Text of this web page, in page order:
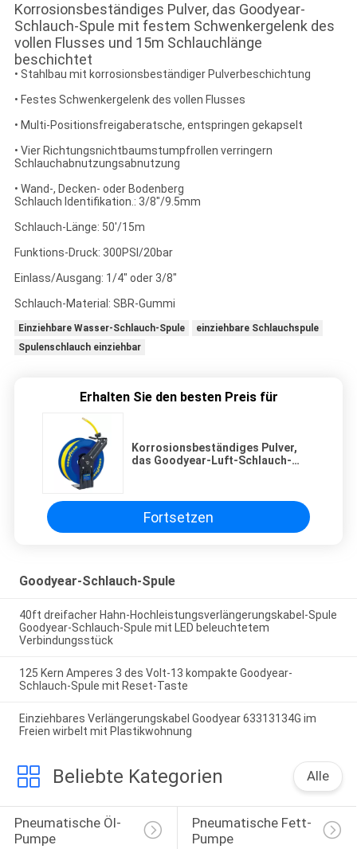
Korrosionsbeständiges Pulver, das Goodyear-
Schlauch-Spule mit festem Schwenkergelenk des
vollen Flusses und 15m Schlauchlänge
beschichtet
• Stahlbau mit korrosionsbeständiger Pulverbeschichtung
• Festes Schwenkergelenk des vollen Flusses
• Multi-Positionsfreigaberatsche, entspringen gekapselt
• Vier Richtungsnichtbaumstumpfrollen verringern
Schlauchabnutzungsabnutzung
• Wand-, Decken- oder Bodenberg
Schlauch Identifikation.: 3/8"/9.5mm
Schlauch-Länge: 50'/15m
Funktions-Druck: 300PSI/20bar
Einlass/Ausgang: 1/4" oder 3/8"
Schlauch-Material: SBR-Gummi
Einziehbare Wasser-Schlauch-Spule
einziehbare Schlauchspule
Spulenschlauch einziehbar
Erhalten Sie den besten Preis für
Korrosionsbeständiges Pulver,
das Goodyear-Luft-Schlauch-
Fortsetzen
Goodyear-Schlauch-Spule
40ft dreifacher Hahn-Hochleistungsverlängerungskabel-Spule
Goodyear-Schlauch-Spule mit LED beleuchtetem
Verbindungsstück
125 Kern Amperes 3 des Volt-13 kompakte Goodyear-
Schlauch-Spule mit Reset-Taste
Einziehbares Verlängerungskabel Goodyear 63313134G im
Freien wirbelt mit Plastikwohnung
Beliebte Kategorien Alle
Pneumatische Öl-
Pumpe
Pneumatische Fett-
Pumpe